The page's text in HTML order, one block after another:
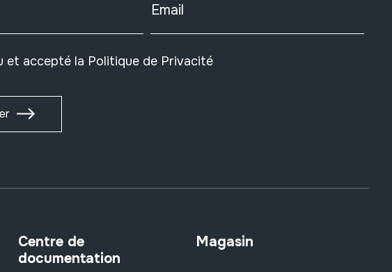
Email
et accepté la Politique de Privacité
Centre de
documentation
Magasin